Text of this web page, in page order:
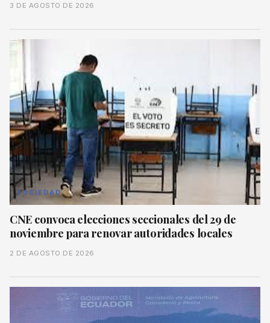
3 DE AGOSTO DE 2026
SOCIEDAD
CNE convoca elecciones seccionales del 29 de
noviembre para renovar autoridades locales
2 DE AGOSTO DE 2026